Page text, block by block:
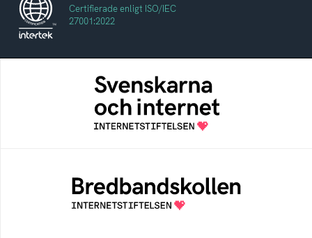
Certifierade enligt ISO/IEC
27001:2022
Svenskarna och internet
En årlig studie av svenska folkets
internetvanor
Bredbandskollen är ett oberoende
konsumentverktyg som drivs av
Internetstiftelsen